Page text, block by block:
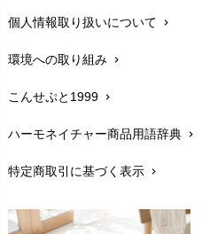
サイズ・寸法chevron_right
生地・素材chevron_right
お手入れについて
レビューを書こうchevron_right
返品交換chevron_right
FAXでのご注文
個人情報取り扱いについて chevron_right
環境への取り組み chevron_right
こんせぷと1999 chevron_right
ハーモネイチャー商品用語辞典 chevron_right
特定商取引に基づく表示 chevron_right